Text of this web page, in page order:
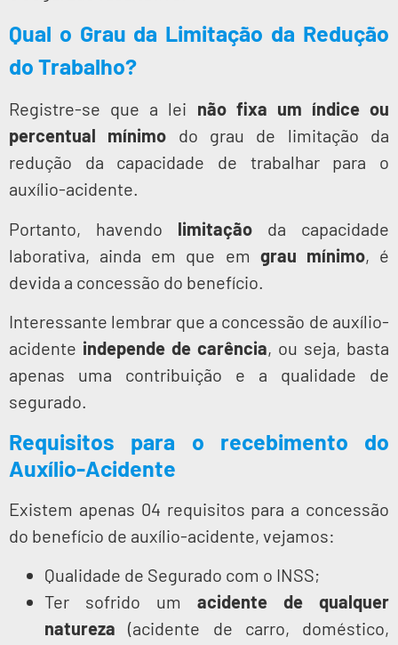
Qual o Grau da Limitação da Redução
do Trabalho?
Registre-se que a lei não fixa um índice ou
percentual mínimo do grau de limitação da
redução da capacidade de trabalhar para o
auxílio-acidente.
Portanto, havendo limitação da capacidade
laborativa, ainda em que em grau mínimo, é
devida a concessão do benefício.
Interessante lembrar que a concessão de auxílio-
acidente independe de carência, ou seja, basta
apenas uma contribuição e a qualidade de
segurado.
Requisitos para o recebimento do
Auxílio-Acidente
Existem apenas 04 requisitos para a concessão
do benefício de auxílio-acidente, vejamos:
Qualidade de Segurado com o INSS;
Ter sofrido um acidente de qualquer
natureza (acidente de carro, doméstico,